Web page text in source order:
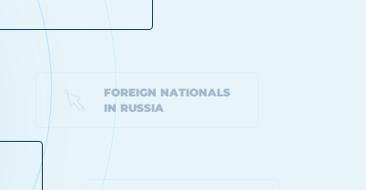
FOREIGN NATIONALS
IN RUSSIA